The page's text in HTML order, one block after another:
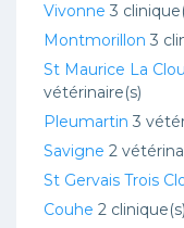
Vivonne 3
Montmorillon 3
St Maurice La
vétérinaire(s)
Pleumartin 3
Savigne 2
St Gervais Trois
Couhe 2